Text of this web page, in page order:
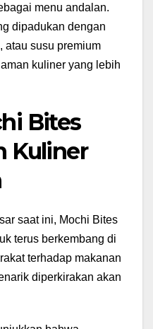
menu andalan.
dipadukan dengan
atau susu premium
kuliner yang lebih
Bites
Kuliner
saat ini, Mochi Bites
terus berkembang di
terhadap makanan
diperkirakan akan